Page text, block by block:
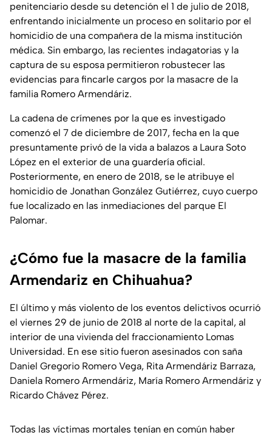
penitenciario desde su detención el 1 de julio de 2018,
enfrentando inicialmente un proceso en solitario por el
homicidio de una compañera de la misma institución
médica. Sin embargo, las recientes indagatorias y la
captura de su esposa permitieron robustecer las
evidencias para fincarle cargos por la masacre de la
familia Romero Armendáriz.
La cadena de crímenes por la que es investigado
comenzó el 7 de diciembre de 2017, fecha en la que
presuntamente privó de la vida a balazos a Laura Soto
López en el exterior de una guardería oficial.
Posteriormente, en enero de 2018, se le atribuye el
homicidio de Jonathan González Gutiérrez, cuyo cuerpo
fue localizado en las inmediaciones del parque El
Palomar.
¿Cómo fue la masacre de la familia
Armendariz en Chihuahua?
El último y más violento de los eventos delictivos ocurrió
el viernes 29 de junio de 2018 al norte de la capital, al
interior de una vivienda del fraccionamiento Lomas
Universidad. En ese sitio fueron asesinados con saña
Daniel Gregorio Romero Vega, Rita Armendáriz Barraza,
Daniela Romero Armendáriz, María Romero Armendáriz y
Ricardo Chávez Pérez.
Todas las víctimas mortales tenían en común haber